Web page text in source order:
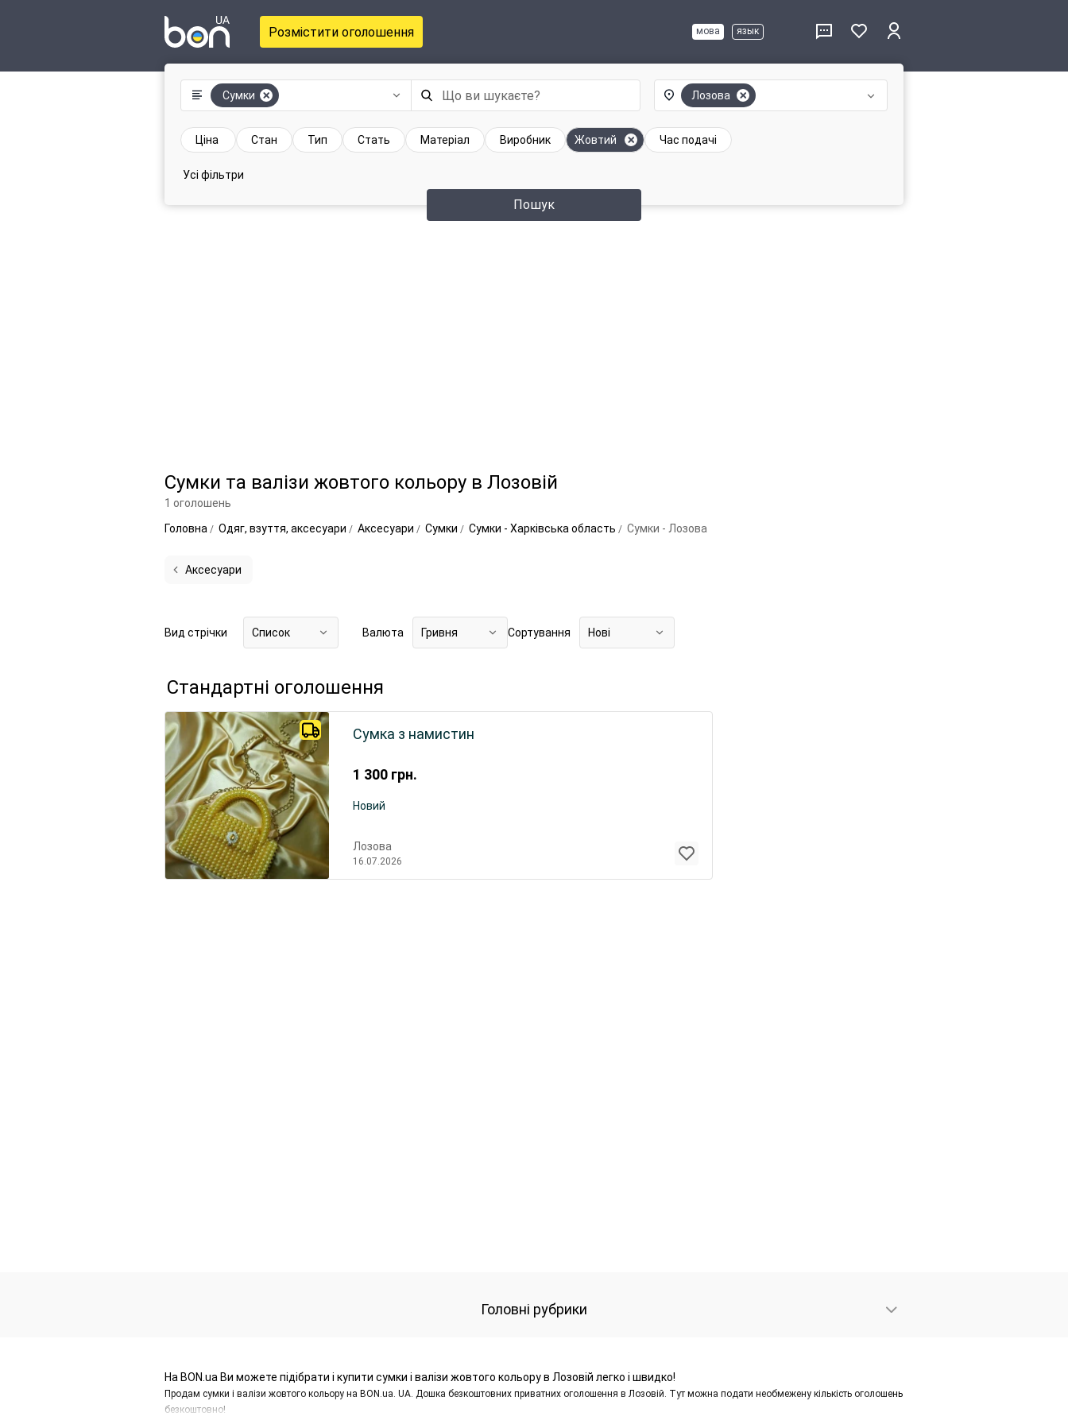
Розмістити оголошення мова язык
Сумки Лозова
Пошук
Ціна Стан Тип Стать Матеріал Виробник Жовтий Час подачі
Усі фільтри
Сумки та валізи жовтого кольору в Лозовій
1 оголошень
Головна
Одяг, взуття, аксесуари Аксесуари Сумки Сумки - Харківська область Сумки - Лозова
Аксесуари
Вид стрічки Список Валюта Гривня Сортування Нові
Стандартні оголошення
1 300 грн.
Сумка з намистин
Новий
Лозова
16.07.2026
Головні рубрики
На BON.ua Ви можете підібрати і купити сумки і валізи жовтого кольору в Лозовій легко і швидко!
Продам сумки і валізи жовтого кольору на BON.ua. UA. Дошка безкоштовних приватних оголошення в Лозовій. Тут можна подати необмежену кількість оголошень
безкоштовно!